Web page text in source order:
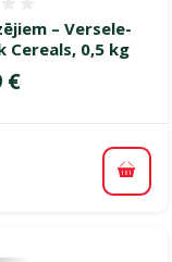
– Versele-
Cereals, 0,5 kg
€